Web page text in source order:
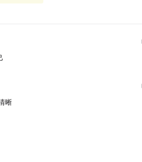
喜欢小孩
晰